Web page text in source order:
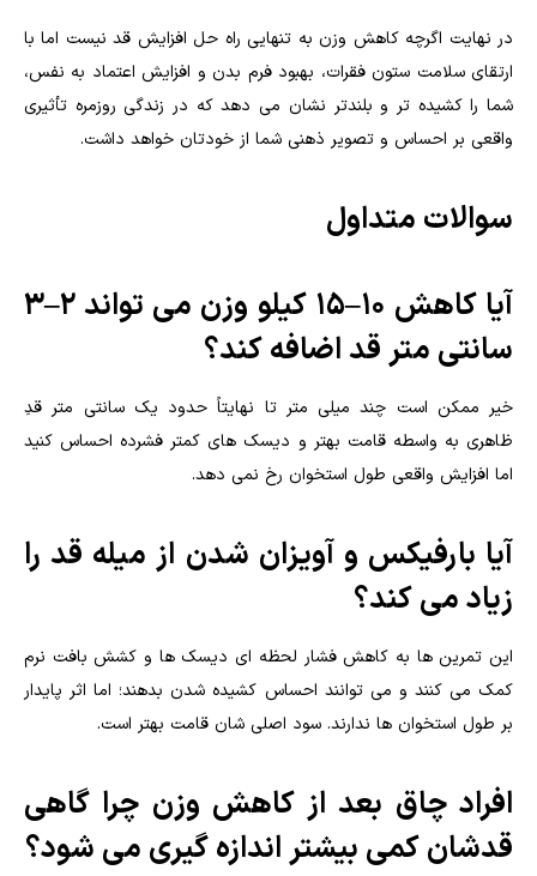
در نهایت اگرچه کاهش وزن به تنهایی راه حل افزایش قد نیست اما با
ارتقای سلامت ستون فقرات، بهبود فرم بدن و افزایش اعتماد به نفس،
شما را کشیده تر و بلندتر نشان می دهد که در زندگی روزمره تأثیری
واقعی بر احساس و تصویر ذهنی شما از خودتان خواهد داشت.
سوالات متداول
آیا کاهش ۱۰–۱۵ کیلو وزن می تواند ۲–۳
سانتی متر قد اضافه کند؟
خیر ممکن است چند میلی متر تا نهایتاً حدود یک سانتی متر قدِ
ظاهری به واسطه قامت بهتر و دیسک های کمتر فشرده احساس کنید
اما افزایش واقعی طول استخوان رخ نمی دهد.
آیا بارفیکس و آویزان شدن از میله قد را
زیاد می کند؟
این تمرین ها به کاهش فشار لحظه ای دیسک ها و کشش بافت نرم
کمک می کنند و می توانند احساس کشیده شدن بدهند؛ اما اثر پایدار
بر طول استخوان ها ندارند. سود اصلی شان قامت بهتر است.
افراد چاق بعد از کاهش وزن چرا گاهی
قدشان کمی بیشتر اندازه گیری می شود؟